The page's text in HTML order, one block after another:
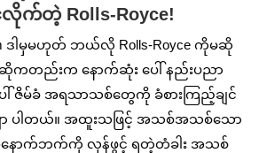
တဲ့ Rolls-Royce!
ဒါမှမဟုတ် ဘယ်လို Rolls-Royce ကိုမဆို
ဆိုကတည်းက နောက်ဆုံး ပေါ် နည်းပညာ
ဇိမ်ခံ အရသာသစ်တွေကို ခံစားကြည့်ချင်
ပါတယ်။ အထူးသဖြင့် အသစ်အသစ်သော
အနောက်ဘက်ကို လှန်ဖွင့် ရတဲ့တံခါး အသစ်